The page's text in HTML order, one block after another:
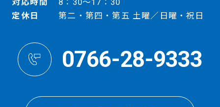
対応時間
8：30～17：30
定休日
第二・第四・第五 土曜／日曜・祝日
0766-28-9333